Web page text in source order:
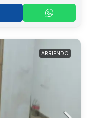
ARRIENDO